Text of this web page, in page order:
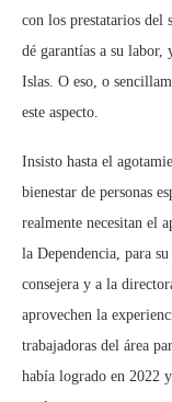
con los prestatarios
dé garantías a su labor,
Islas. O eso, o
este aspecto.
Insisto hasta el
bienestar de personas
realmente necesitan el
la Dependencia, para
consejera y a la
aprovechen la
trabajadoras del área
había logrado en 2022